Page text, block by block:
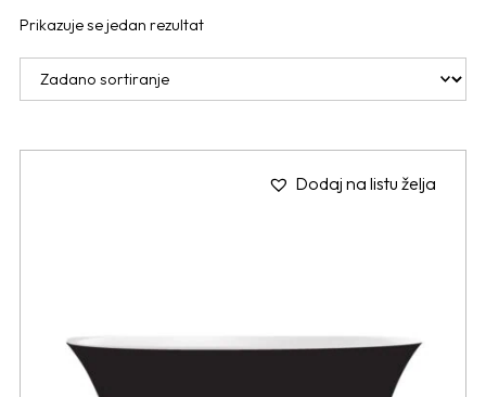
Prikazuje se jedan rezultat
Dodaj na listu želja